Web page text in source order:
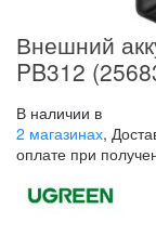
Внешний
PB312
В наличии в
2 магазинах,
оплате при